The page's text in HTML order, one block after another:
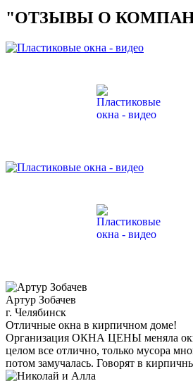
"ОТЗЫВЫ О
Артур Зобачев
г. Челябинск
Отличные окна в кирпичном доме!
Организация ОКНА ЦЕНЫ меняла
целом все отлично, только мусора
потом замучалась. Говорят в